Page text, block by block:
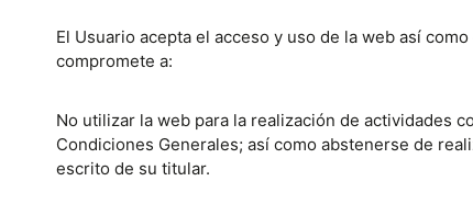
El Usuario acepta el acceso y uso de la web así
compromete a:
No utilizar la web para la realización de actividades
Condiciones Generales; así como abstenerse de
escrito de su titular.